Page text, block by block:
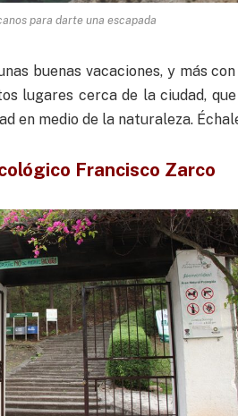
para darte una escapada
buenas vacaciones, y más
lugares cerca de la ciudad,
en medio de la naturaleza.
Francisco Zarco